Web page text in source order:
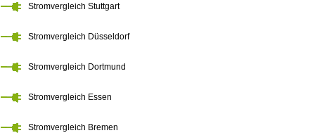
Stromvergleich Stuttgart
Stromvergleich Düsseldorf
Stromvergleich Dortmund
Stromvergleich Essen
Stromvergleich Bremen